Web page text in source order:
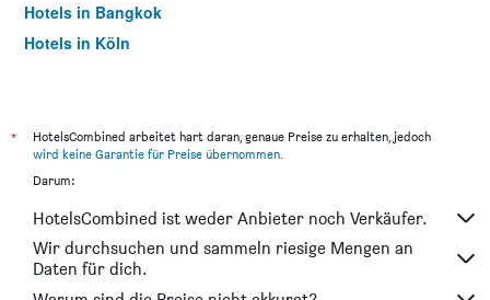
Hotels in Bangkok
Hotels in Köln
*
HotelsCombined arbeitet hart daran, genaue Preise zu erhalten, jedoch
wird keine Garantie für Preise übernommen.
Darum:
HotelsCombined ist weder Anbieter noch Verkäufer.
Wir durchsuchen und sammeln riesige Mengen an
Daten für dich.